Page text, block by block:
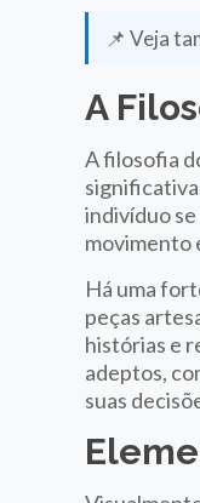
📌 Veja
A
A filosofia
indivíduo
movimento
Há uma
peças
histórias e
adeptos,
suas